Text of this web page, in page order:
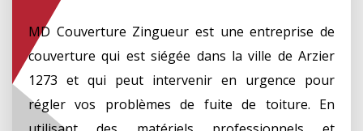
MD Couverture Zingueur est une entreprise de
couverture qui est siégée dans la ville de Arzier
1273 et qui peut intervenir en urgence pour
régler vos problèmes de fuite de toiture. En